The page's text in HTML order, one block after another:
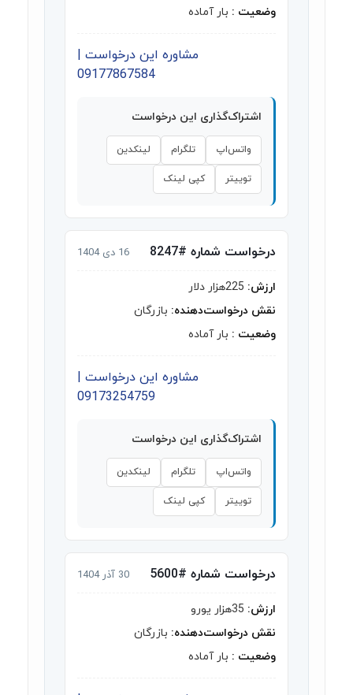
وضعیت : بار آماده
مشاوره این درخواست |
09177867584
اشتراک‌گذاری این درخواست
واتس‌اپ تلگرام لینکدین
توییتر کپی لینک
درخواست شماره #8247 16 دی 1404
ارزش:
نقش درخواست‌دهنده: بازرگان
وضعیت : بار آماده
مشاوره این درخواست |
09173254759
اشتراک‌گذاری این درخواست
واتس‌اپ تلگرام لینکدین
توییتر کپی لینک
درخواست شماره #5600 30 آذر 1404
ارزش:
نقش درخواست‌دهنده: بازرگان
وضعیت : بار آماده